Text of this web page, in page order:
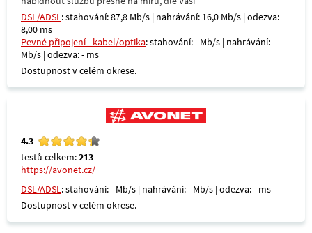
DSL/ADSL: stahování: 87,8 Mb/s | nahrávání: 16,0 Mb/s | odezva:
8,00 ms
Pevné připojení - kabel/optika: stahování: - Mb/s | nahrávání: -
Mb/s | odezva: - ms
Dostupnost v celém okrese.
4.3
testů celkem:213
https://avonet.cz/
DSL/ADSL: stahování: - Mb/s | nahrávání: - Mb/s | odezva: - ms
Dostupnost v celém okrese.